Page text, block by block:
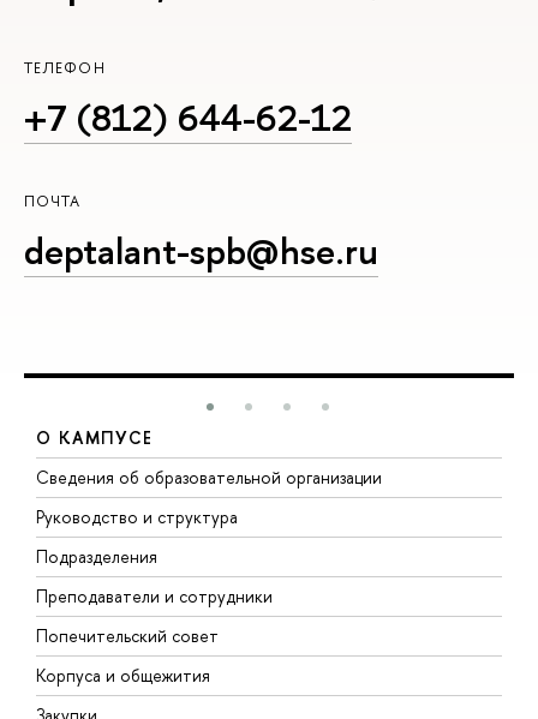
ТЕЛЕФОН
+7 (812) 644-62-12
ПОЧТА
deptalant-spb@hse.ru
О КАМПУСЕ
Сведения об образовательной организации
Руководство и структура
Подразделения
Преподаватели и сотрудники
Попечительский совет
Корпуса и общежития